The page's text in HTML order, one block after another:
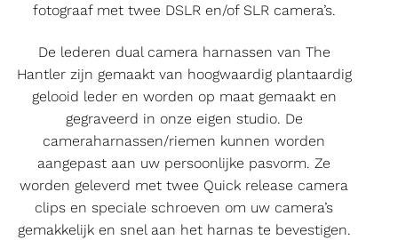
fotograaf met twee DSLR en/of SLR camera’s.
De lederen dual camera harnassen van The
Hantler zijn gemaakt van hoogwaardig plantaardig
gelooid leder en worden op maat gemaakt en
gegraveerd in onze eigen studio. De
cameraharnassen/riemen kunnen worden
aangepast aan uw persoonlijke pasvorm. Ze
worden geleverd met twee Quick release camera
clips en speciale schroeven om uw camera’s
gemakkelijk en snel aan het harnas te bevestigen.